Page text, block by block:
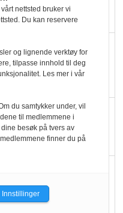
vant
Norge sin
å velge
i butikkhylla
tak i nok melk
nettsted bruker vi
Du kan reservere
og lignende verktøy for
tilpasse innhold til deg
Les mer i vår
du samtykker under, vil
til medlemmene i
besøk på tvers av
finner du på
Innstillinger